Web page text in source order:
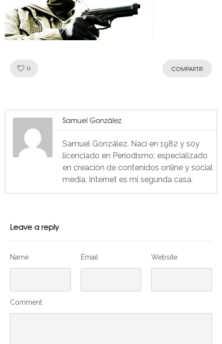
0 COMPARTIR
Samuel González
Samuel González. Nací en 1982 y soy
licenciado en Periodismo; especializado
en creación de contenidos online y social
media. Internet es mi segunda casa.
Leave a reply
Name Email Website
Comment